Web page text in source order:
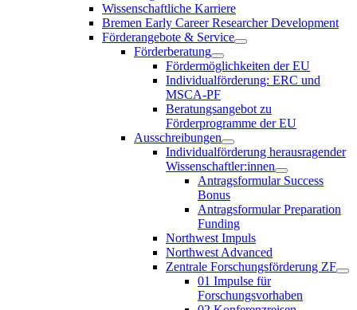
Wissenschaftliche Karriere
Bremen Early Career Researcher Development
Förderangebote & Service
Förderberatung
Fördermöglichkeiten der EU
Individualförderung: ERC und
MSCA-PF
Beratungsangebot zu
Förderprogramme der EU
Ausschreibungen
Individualförderung herausragender
Wissenschaftler:innen
Antragsformular Success
Bonus
Antragsformular Preparation
Funding
Northwest Impuls
Northwest Advanced
Zentrale Forschungsförderung ZF
01 Impulse für
Forschungsvorhaben